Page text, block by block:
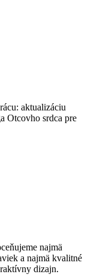
aktualizáciu
Otcovho srdca pre
najmä
a najmä kvalitné
dizajn.